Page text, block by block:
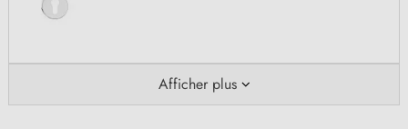
Afficher plus